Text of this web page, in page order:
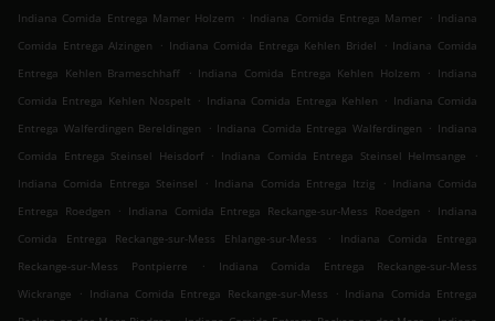
Indiana Comida Entrega Mamer Holzem
. Indiana Comida Entrega Mamer . Indiana
Comida Entrega Alzingen
. Indiana Comida Entrega Kehlen Bridel . Indiana Comida
Entrega Kehlen Brameschhaff
. Indiana Comida Entrega Kehlen Holzem . Indiana
Comida Entrega Kehlen Nospelt . Indiana Comida Entrega Kehlen . Indiana Comida
Entrega Walferdingen Bereldingen
. Indiana Comida Entrega Walferdingen . Indiana
Comida Entrega Steinsel Heisdorf . Indiana Comida Entrega Steinsel Helmsange
.
Indiana Comida Entrega Steinsel
. Indiana Comida Entrega Itzig . Indiana Comida
Entrega Roedgen
. Indiana Comida Entrega Reckange-sur-Mess Roedgen . Indiana
Comida Entrega Reckange-sur-Mess Ehlange-sur-Mess
.
Indiana Comida Entrega
Reckange-sur-Mess Pontpierre
.
Indiana Comida Entrega Reckange-sur-Mess
Wickrange
. Indiana Comida Entrega Reckange-sur-Mess . Indiana Comida Entrega